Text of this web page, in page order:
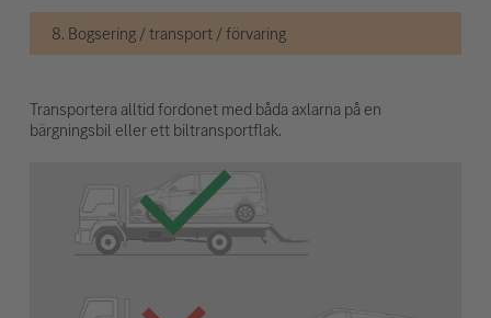
8. Bogsering / transport / förvaring
Transportera alltid fordonet med båda axlarna på en
bärgningsbil eller ett biltransportflak.